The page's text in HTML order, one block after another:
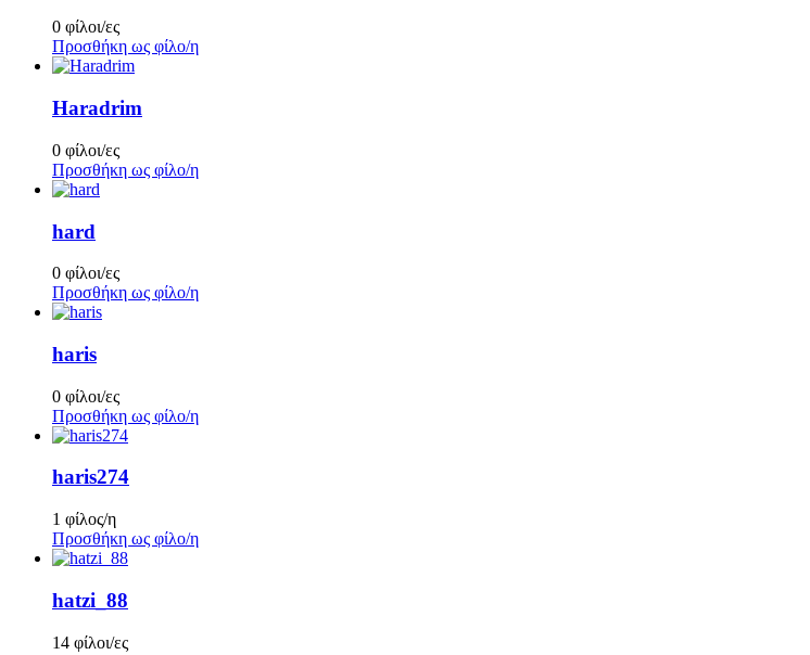
0 φίλοι/ες
Προσθήκη ως φίλο/η
Haradrim
0 φίλοι/ες
Προσθήκη ως φίλο/η
hard
0 φίλοι/ες
Προσθήκη ως φίλο/η
haris
0 φίλοι/ες
Προσθήκη ως φίλο/η
haris274
1 φίλος/η
Προσθήκη ως φίλο/η
hatzi_88
14 φίλοι/ες